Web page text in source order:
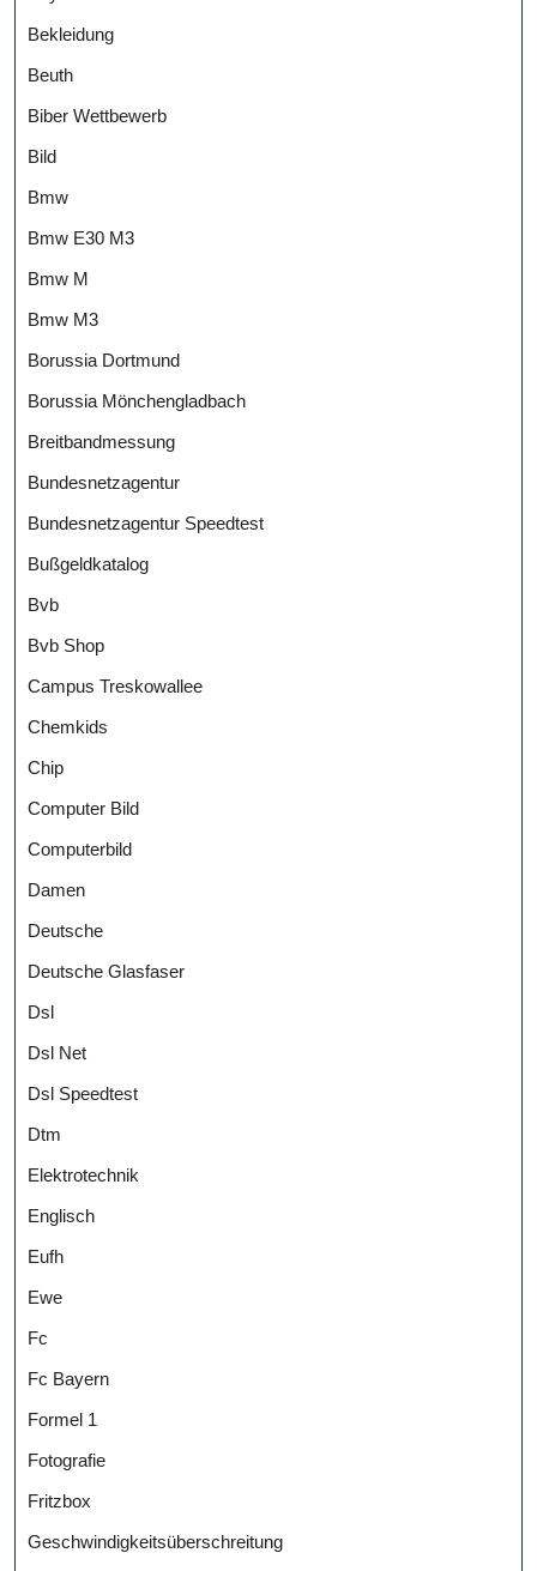
Bekleidung
Beuth
Biber Wettbewerb
Bild
Bmw
Bmw E30 M3
Bmw M
Bmw M3
Borussia Dortmund
Borussia Mönchengladbach
Breitbandmessung
Bundesnetzagentur
Bundesnetzagentur Speedtest
Bußgeldkatalog
Bvb
Bvb Shop
Campus Treskowallee
Chemkids
Chip
Computer Bild
Computerbild
Damen
Deutsche
Deutsche Glasfaser
Dsl
Dsl Net
Dsl Speedtest
Dtm
Elektrotechnik
Englisch
Eufh
Ewe
Fc
Fc Bayern
Formel 1
Fotografie
Fritzbox
Geschwindigkeitsüberschreitung